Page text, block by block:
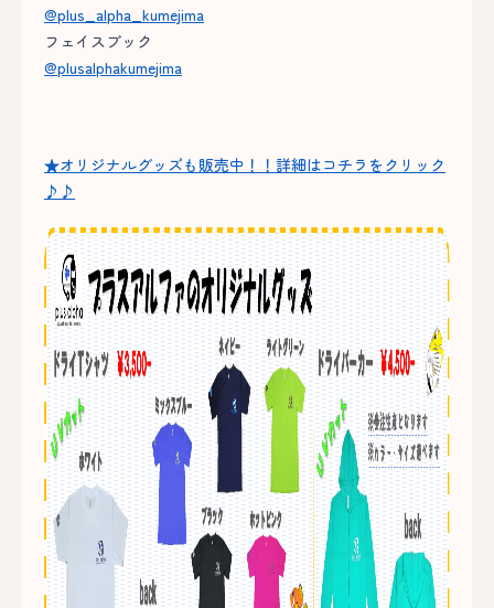
@plus_alpha_kumejima
フェイスブック
@plusalphakumejima
★オリジナルグッズも販売中！！詳細はコチラをクリック
♪♪